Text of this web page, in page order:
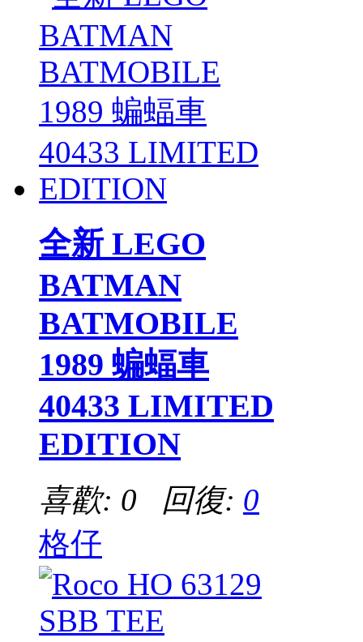
全新 LEGO
BATMAN
BATMOBILE
1989 蝙蝠車
40433 LIMITED
EDITION
喜歡: 0 回復: 0
格仔